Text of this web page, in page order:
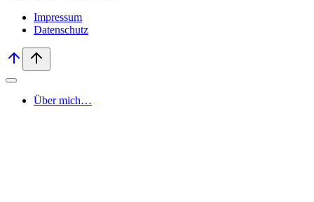
Impressum
Datenschutz
Über mich…